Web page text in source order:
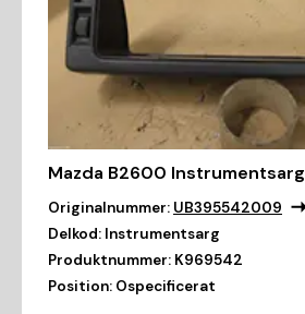
Mazda B2600 Instrumentsarg
Originalnummer: UB395542009
Delkod: Instrumentsarg
Produktnummer: K969542
Position: Ospecificerat